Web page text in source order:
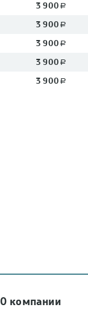
3 900 a
3 900 a
3 900 a
3 900 a
3 900 a
О компании